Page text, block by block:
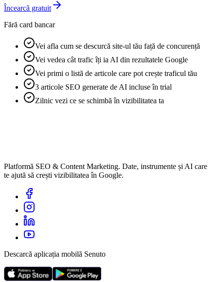
Încearcă gratuit
Fără card bancar
Vei afla cum se descurcă site-ul tău față de concurență
Vei vedea cât trafic îți ia AI din rezultatele Google
Vei primi o listă de articole care pot crește traficul tău
3 articole SEO generate de AI incluse în trial
Zilnic vezi ce se schimbă în vizibilitatea ta
Platformă SEO & Content Marketing. Date, instrumente și AI care
te ajută să crești vizibilitatea în Google.
Descarcă aplicația mobilă Senuto